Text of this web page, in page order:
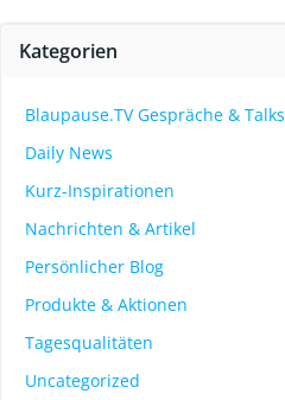
Kategorien
Blaupause.TV Gespräche & Talks
Daily News
Kurz-Inspirationen
Nachrichten & Artikel
Persönlicher Blog
Produkte & Aktionen
Tagesqualitäten
Uncategorized